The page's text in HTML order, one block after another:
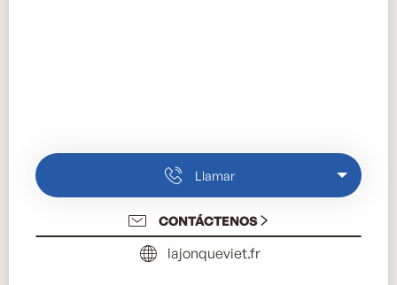
Llamar
CONTÁCTENOS
lajonqueviet.fr